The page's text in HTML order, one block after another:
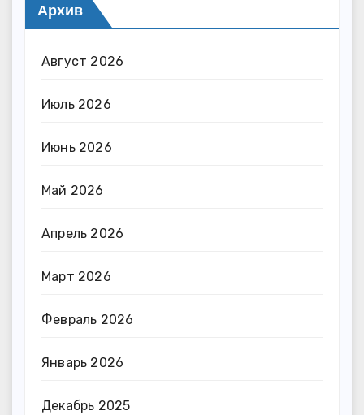
Архив
Август 2026
Июль 2026
Июнь 2026
Май 2026
Апрель 2026
Март 2026
Февраль 2026
Январь 2026
Декабрь 2025